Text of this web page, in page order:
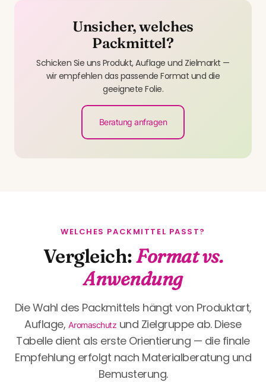
Unsicher, welches
Packmittel?
Schicken Sie uns Produkt, Auflage und Zielmarkt —
wir empfehlen das passende Format und die
geeignete Folie.
Beratung anfragen
WELCHES PACKMITTEL PASST?
Vergleich:Format vs.
Anwendung
Die Wahl des Packmittels hängt von Produktart,
Auflage, Aromaschutz und Zielgruppe ab. Diese
Tabelle dient als erste Orientierung — die finale
Empfehlung erfolgt nach Materialberatung und
Bemusterung.